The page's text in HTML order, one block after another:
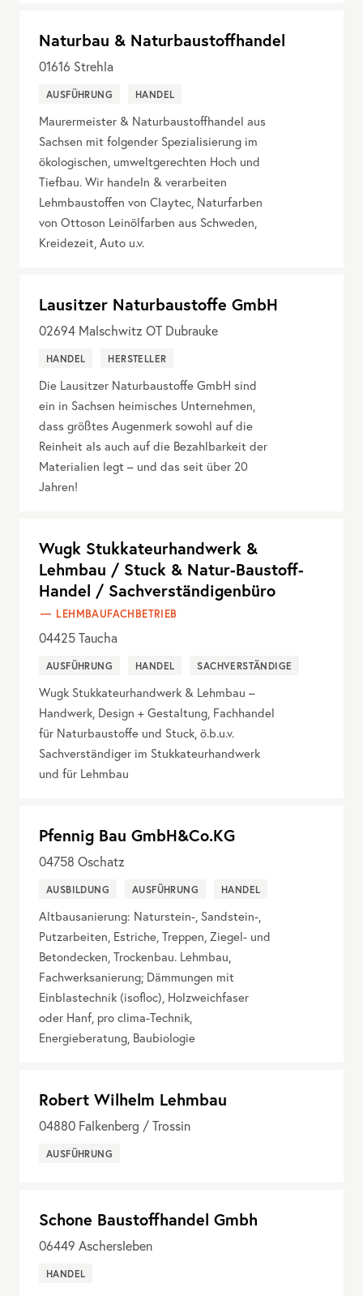
Naturbau & Naturbaustoffhandel
01616 Strehla
AUSFÜHRUNG HANDEL
Maurermeister & Naturbaustoffhandel aus
Sachsen mit folgender Spezialisierung im
ökologischen, umweltgerechten Hoch und
Tiefbau. Wir handeln & verarbeiten
Lehmbaustoffen von Claytec, Naturfarben
von Ottoson Leinölfarben aus Schweden,
Kreidezeit, Auto u.v.
Lausitzer Naturbaustoffe GmbH
02694 Malschwitz OT Dubrauke
HANDEL HERSTELLER
Die Lausitzer Naturbaustoffe GmbH sind
ein in Sachsen heimisches Unternehmen,
dass größtes Augenmerk sowohl auf die
Reinheit als auch auf die Bezahlbarkeit der
Materialien legt – und das seit über 20
Jahren!
Wugk Stukkateurhandwerk &
Lehmbau / Stuck & Natur-Baustoff-
Handel / Sachverständigenbüro
LEHMBAUFACHBETRIEB
04425 Taucha
AUSFÜHRUNG HANDEL SACHVERSTÄNDIGE
Wugk Stukkateurhandwerk & Lehmbau –
Handwerk, Design + Gestaltung, Fachhandel
für Naturbaustoffe und Stuck, ö.b.u.v.
Sachverständiger im Stukkateurhandwerk
und für Lehmbau
Pfennig Bau GmbH&Co.KG
04758 Oschatz
AUSBILDUNG AUSFÜHRUNG HANDEL
Altbausanierung: Naturstein-, Sandstein-,
Putzarbeiten, Estriche, Treppen, Ziegel- und
Betondecken, Trockenbau. Lehmbau,
Fachwerksanierung; Dämmungen mit
Einblastechnik (isofloc), Holzweichfaser
oder Hanf, pro clima-Technik,
Energieberatung, Baubiologie
Robert Wilhelm Lehmbau
04880 Falkenberg / Trossin
AUSFÜHRUNG
Schone Baustoffhandel Gmbh
06449 Aschersleben
HANDEL